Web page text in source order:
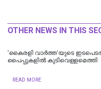
OTHER NEWS IN THIS
'കൈരളി വാർത്ത'യുടെ ഇടപെടൽ
പൈപ്പുകളിൽ കുടിവെള്ളമെത്തി
READ MORE